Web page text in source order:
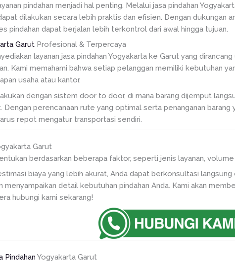
pindahan menjadi hal penting. Melalui jasa pindahan
dilakukan secara lebih praktis dan efisien. Dengan dukungan
pindahan dapat berjalan lebih terkontrol dari awal hingga tujuan.
Garut Profesional & Terpercaya
layanan jasa pindahan Yogyakarta ke Garut yang
Kami memahami bahwa setiap pelanggan memiliki kebutuhan
usaha atau kantor.
dengan sistem door to door, di mana barang dijemput
Dengan perencanaan rute yang optimal serta penanganan
repot mengatur transportasi sendiri.
Garut
berdasarkan beberapa faktor, seperti jenis layanan, volume
biaya yang lebih akurat, Anda dapat berkonsultasi
menyampaikan detail kebutuhan pindahan Anda. Kami akan
hubungi kami sekarang!
Pindahan Yogyakarta Garut